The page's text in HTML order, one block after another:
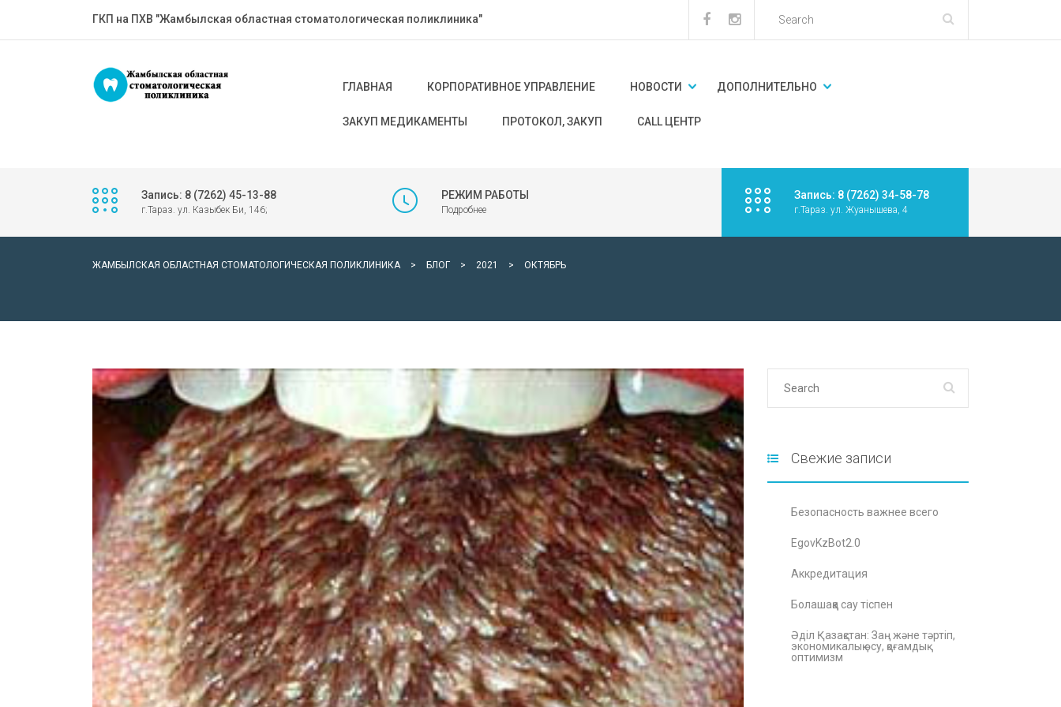
ГКП на ПХВ "Жамбылская областная стоматологическая поликлиника"
ГЛАВНАЯ КОРПОРАТИВНОЕ УПРАВЛЕНИЕ НОВОСТИ ДОПОЛНИТЕЛЬНО
ЗАКУП МЕДИКАМЕНТЫ ПРОТОКОЛ, ЗАКУП CALL ЦЕНТР
Запись: 8 (7262) 45-13-88
г.Тараз. ул. Казыбек Би, 146;
РЕЖИМ РАБОТЫ
Подробнее
Запись: 8 (7262) 34-58-78
г.Тараз. ул. Жуанышева, 4
ЖАМБЫЛСКАЯ ОБЛАСТНАЯ СТОМАТОЛОГИЧЕСКАЯ ПОЛИКЛИНИКА > БЛОГ > 2021 > ОКТЯБРЬ
Свежие записи
Безопасность важнее всего
EgovKzBot2.0
Аккредитация
Болашаққа сау тіспен
Әділ Қазақстан: Заң және тәртіп,
экономикалық өсу, қоғамдық
оптимизм